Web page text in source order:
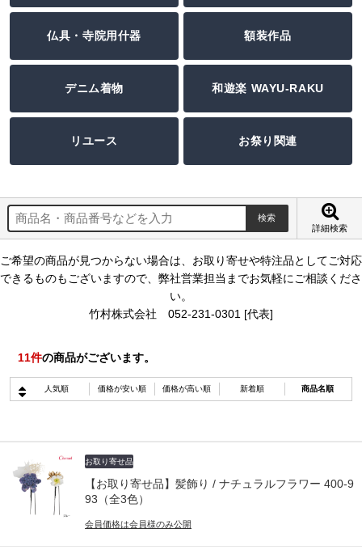
仏具・寺院用什器 額装作品
デニム着物 和遊楽 WAYU-RAKU
リユース お祭り関連
詳細検索
ご希望の商品が見つからない場合は、お取り寄せや特注品としてご対応
できるものもございますので、弊社営業担当までお気軽にご相談くださ
い。
竹村株式会社 052-231-0301 [代表]
11件の商品がございます。
人気順 価格が安い順 価格が高い順 新着順 商品名順
お取り寄せ品
【お取り寄せ品】髪飾り / ナチュラルフラワー 400-9
93（全3色）
会員価格は会員様のみ公開